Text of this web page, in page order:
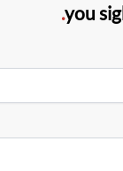
you
.